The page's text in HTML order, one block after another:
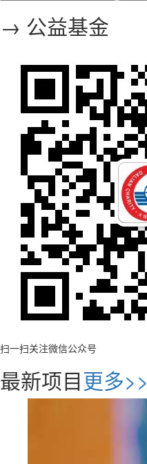
→ 公益基金
扫一扫关注微信公众号
最新项目更多>>